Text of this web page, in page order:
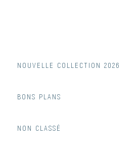
NOUVELLE COLLECTION 2026
BONS PLANS
NON CLASSÉ